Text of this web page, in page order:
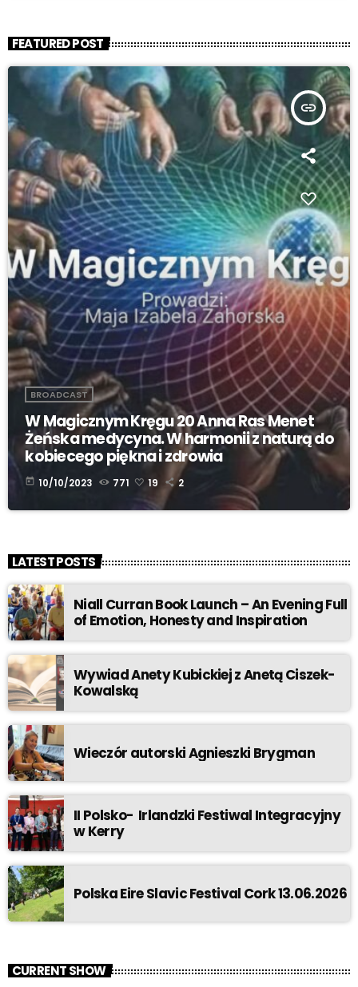
FEATURED POST
insert_link
BROADCAST
W Magicznym Kręgu 20 Anna Ras Menet
Żeńska medycyna. W harmonii z naturą do
kobiecego piękna i zdrowia
today 10/10/2023 771 19 2
LATEST POSTS
Niall Curran Book Launch – An Evening Full
of Emotion, Honesty and Inspiration
Wywiad Anety Kubickiej z Anetą Ciszek-
Kowalską
Wieczór autorski Agnieszki Brygman
II Polsko- Irlandzki Festiwal Integracyjny
w Kerry
Polska Eire Slavic Festival Cork 13.06.2026
CURRENT SHOW